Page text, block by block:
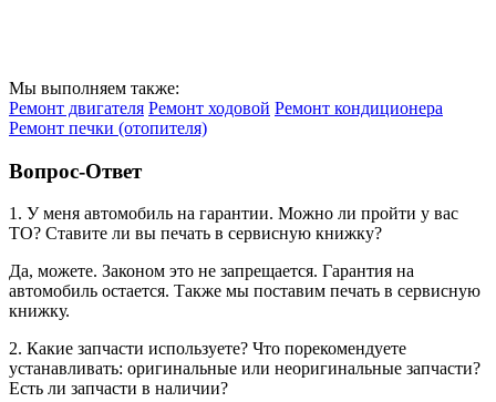
Мы выполняем также:
Ремонт двигателя Ремонт ходовой Ремонт кондиционера
Ремонт печки (отопителя)
Вопрос-Ответ
1. У меня автомобиль на гарантии. Можно ли пройти у вас
ТО? Ставите ли вы печать в сервисную книжку?
Да, можете. Законом это не запрещается. Гарантия на
автомобиль остается. Также мы поставим печать в сервисную
книжку.
2. Какие запчасти используете? Что порекомендуете
устанавливать: оригинальные или неоригинальные запчасти?
Есть ли запчасти в наличии?